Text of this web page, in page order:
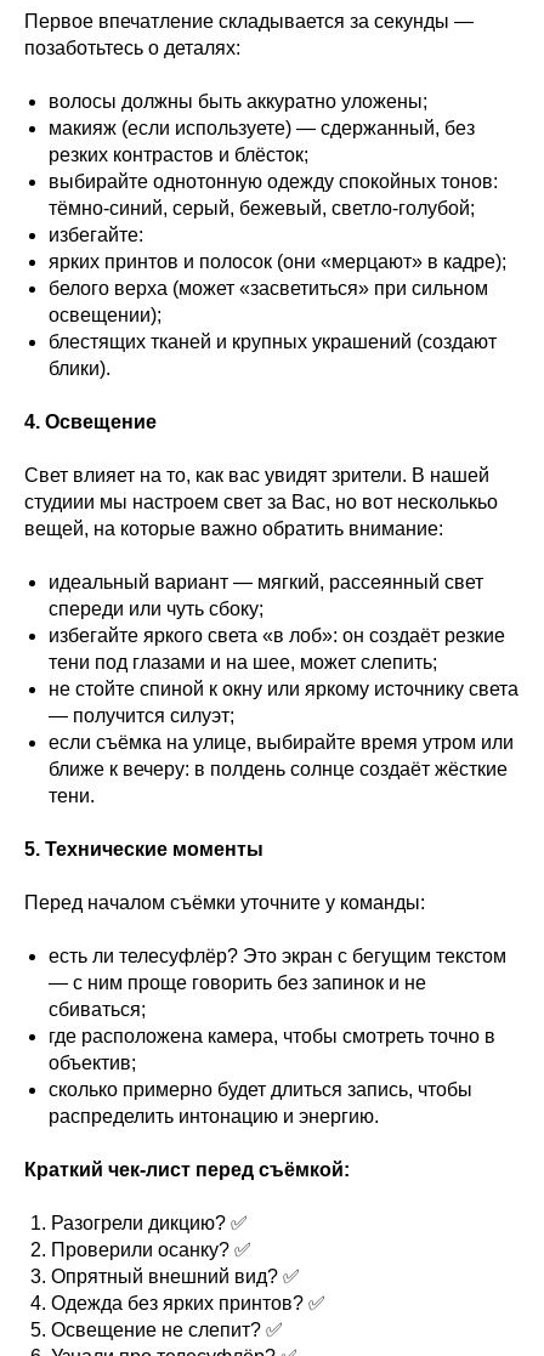
Первое впечатление складывается за секунды —
позаботьтесь о деталях:
волосы должны быть аккуратно уложены;
макияж (если используете) — сдержанный, без
резких контрастов и блёсток;
выбирайте однотонную одежду спокойных тонов:
тёмно‑синий, серый, бежевый, светло‑голубой;
избегайте:
ярких принтов и полосок (они «мерцают» в кадре);
белого верха (может «засветиться» при сильном
освещении);
блестящих тканей и крупных украшений (создают
блики).
4. Освещение
Свет влияет на то, как вас увидят зрители. В нашей
студиии мы настроем свет за Вас, но вот несколькьо
вещей, на которые важно обратить внимание:
идеальный вариант — мягкий, рассеянный свет
спереди или чуть сбоку;
избегайте яркого света «в лоб»: он создаёт резкие
тени под глазами и на шее, может слепить;
не стойте спиной к окну или яркому источнику света
— получится силуэт;
если съёмка на улице, выбирайте время утром или
ближе к вечеру: в полдень солнце создаёт жёсткие
тени.
5. Технические моменты
Перед началом съёмки уточните у команды:
есть ли телесуфлёр? Это экран с бегущим текстом
— с ним проще говорить без запинок и не
сбиваться;
где расположена камера, чтобы смотреть точно в
объектив;
сколько примерно будет длиться запись, чтобы
распределить интонацию и энергию.
Краткий чек‑лист перед съёмкой:
Разогрели дикцию? ✅
Проверили осанку? ✅
Опрятный внешний вид? ✅
Одежда без ярких принтов? ✅
Освещение не слепит? ✅